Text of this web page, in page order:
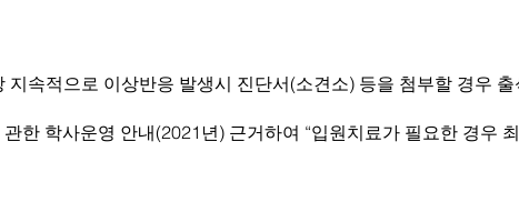
한 학사운영 안내(2021년) 근거하여 “입원치료가 필요한 경우 최